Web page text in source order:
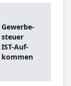
Ge­wer­be­
steu­er
IST-­Auf­
kom­men